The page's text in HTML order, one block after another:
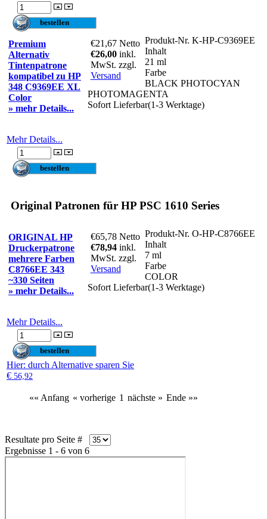
Premium
Alternativ
Tintenpatrone
kompatibel zu HP
348 C9369EE XL
Color
» mehr Details...
€21,67 Netto
€26,00 inkl.
MwSt. zzgl.
Versand
Produkt-Nr. K-HP-C9369EE
Inhalt
21 ml
Farbe
BLACK PHOTOCYAN
PHOTOMAGENTA
Sofort Lieferbar(1-3 Werktage)
Mehr Details...
Original Patronen für HP PSC 1610 Series
ORIGINAL HP
Druckerpatrone
mehrere Farben
C8766EE 343
~330 Seiten
» mehr Details...
€65,78 Netto
€78,94 inkl.
MwSt. zzgl.
Versand
Produkt-Nr. O-HP-C8766EE
Inhalt
7 ml
Farbe
COLOR
Sofort Lieferbar(1-3 Werktage)
Mehr Details...
Hier: durch Alternative sparen Sie
€ 56,92
«« Anfang « vorherige 1 nächste » Ende »»
Resultate pro Seite #
Ergebnisse 1 - 6 von 6